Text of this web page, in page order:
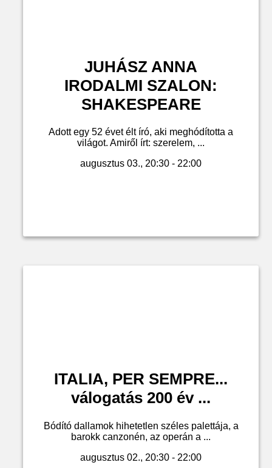
JUHÁSZ ANNA
IRODALMI SZALON:
SHAKESPEARE
Adott egy 52 évet élt író, aki meghódította a
világot. Amiről írt: szerelem, ...
augusztus 03., 20:30 - 22:00
ITALIA, PER SEMPRE...
válogatás 200 év ...
Bódító dallamok hihetetlen széles palettája, a
barokk canzonén, az operán a ...
augusztus 02., 20:30 - 22:00